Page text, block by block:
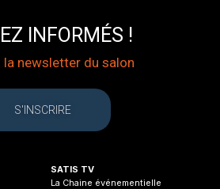
INFORMÉS !
la newsletter du salon
S'INSCRIRE
SATIS TV
La Chaine événementielle